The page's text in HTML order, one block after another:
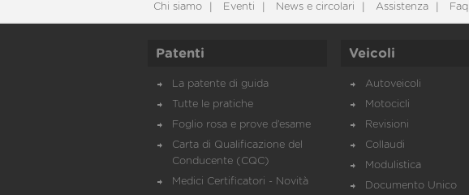
Chi siamo Eventi News e circolari Assistenza Faq
Patenti
La patente di guida
Tutte le pratiche
Foglio rosa e prove d’esame
Carta di Qualificazione del
Conducente (CQC)
Medici Certificatori - Novità
Veicoli
Autoveicoli
Motocicli
Revisioni
Collaudi
Modulistica
Documento Unico